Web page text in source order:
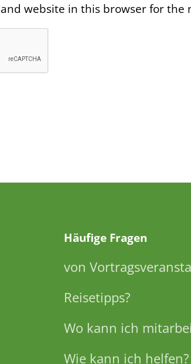
website in this browser for the
Häufige Fragen
von
Reisetipps?
Wo kann ich
Wie kann ich helfen?